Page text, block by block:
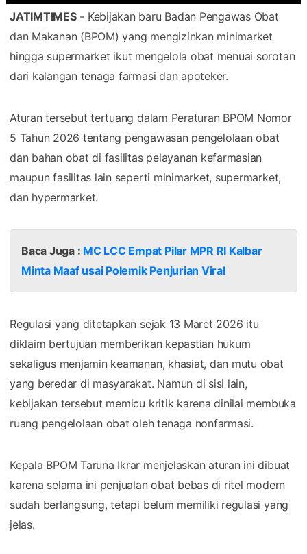
JATIMTIMES- Kebijakan baru Badan Pengawas Obat
dan Makanan (BPOM) yang mengizinkan minimarket
hingga supermarket ikut mengelola obat menuai sorotan
dari kalangan tenaga farmasi dan apoteker.
Aturan tersebut tertuang dalam Peraturan BPOM Nomor
5 Tahun 2026 tentang pengawasan pengelolaan obat
dan bahan obat di fasilitas pelayanan kefarmasian
maupun fasilitas lain seperti minimarket, supermarket,
dan hypermarket.
Baca Juga : MC LCC Empat Pilar MPR RI Kalbar
Minta Maaf usai Polemik Penjurian Viral
Regulasi yang ditetapkan sejak 13 Maret 2026 itu
diklaim bertujuan memberikan kepastian hukum
sekaligus menjamin keamanan, khasiat, dan mutu obat
yang beredar di masyarakat. Namun di sisi lain,
kebijakan tersebut memicu kritik karena dinilai membuka
ruang pengelolaan obat oleh tenaga nonfarmasi.
Kepala BPOM Taruna Ikrar menjelaskan aturan ini dibuat
karena selama ini penjualan obat bebas di ritel modern
sudah berlangsung, tetapi belum memiliki regulasi yang
jelas.